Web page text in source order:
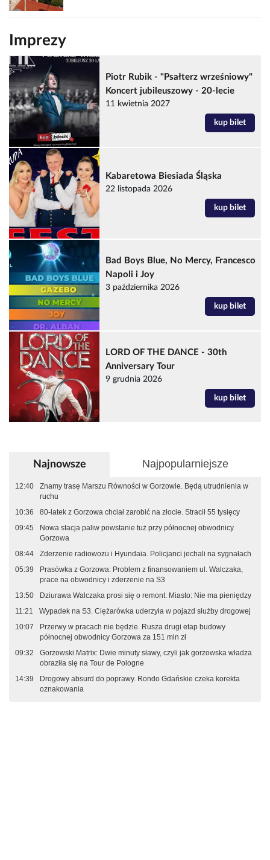
Imprezy
Piotr Rubik - "Psałterz wrześniowy"
Koncert jubileuszowy - 20-lecie
11 kwietnia 2027
kup bilet
Kabaretowa Biesiada Śląska
22 listopada 2026
kup bilet
Bad Boys Blue, No Mercy, Francesco
Napoli i Joy
3 października 2026
kup bilet
LORD OF THE DANCE - 30th
Anniversary Tour
9 grudnia 2026
kup bilet
Najnowsze Najpopularniejsze
12:40
Znamy trasę Marszu Równości w Gorzowie. Będą utrudnienia w
ruchu
10:36
80-latek z Gorzowa chciał zarobić na złocie. Stracił 55 tysięcy
09:45
Nowa stacja paliw powstanie tuż przy północnej obwodnicy
Gorzowa
08:44
Zderzenie radiowozu i Hyundaia. Policjanci jechali na sygnałach
05:39
Prasówka z Gorzowa: Problem z finansowaniem ul. Walczaka,
prace na obwodnicy i zderzenie na S3
13:50
Dziurawa Walczaka prosi się o remont. Miasto: Nie ma pieniędzy
11:21
Wypadek na S3. Ciężarówka uderzyła w pojazd służby drogowej
10:07
Przerwy w pracach nie będzie. Rusza drugi etap budowy
północnej obwodnicy Gorzowa za 151 mln zł
09:32
Gorzowski Matrix: Dwie minuty sławy, czyli jak gorzowska władza
obraziła się na Tour de Pologne
14:39
Drogowy absurd do poprawy. Rondo Gdańskie czeka korekta
oznakowania